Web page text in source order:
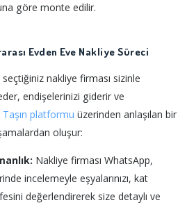
göre monte edilir.
Evden Eve Nakliye Süreci
nakliye firması sizinle
endişelerinizi giderir ve
Taşın platformu üzerinden anlaşılan bir
oluşur:
Nakliye firması WhatsApp,
incelemeyle eşyalarınızı, kat
değerlendirerek size detaylı ve